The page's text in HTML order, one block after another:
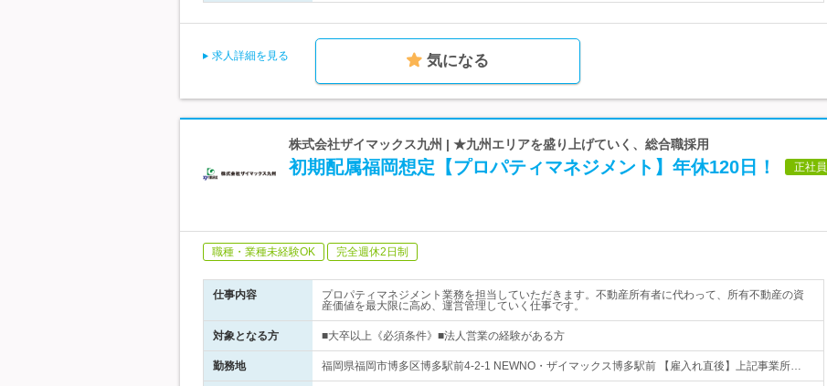
求人詳細を見る 気になる
株式会社ザイマックス九州 | ★九州エリアを盛り上げていく、総合職採用
初期配属福岡想定【プロパティマネジメント】年休120日！ 正社員
職種・業種未経験OK 完全週休2日制
仕事内容
プロパティマネジメント業務を担当していただきます。不動産所有者に代わって、所有不動産の資
産価値を最大限に高め、運営管理していく仕事です。
対象となる方 ■大卒以上《必須条件》■法人営業の経験がある方
勤務地 福岡県福岡市博多区博多駅前4-2-1 NEWNO・ザイマックス博多駅前 【雇入れ直後】上記事業所…